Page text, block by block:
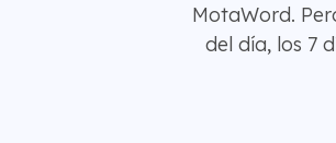
MotaWord.
del día, los 7